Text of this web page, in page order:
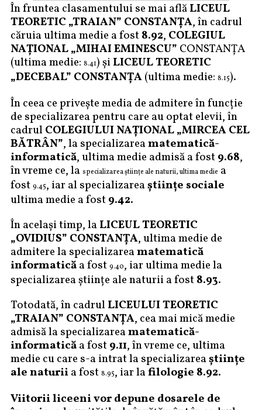
În fruntea clasamentului se mai aflăLICEUL
TEORETIC „TRAIAN” CONSTANŢA, în cadrul
căruia ultima medie a fost8.92, COLEGIUL
NAŢIONAL „MIHAI EMINESCU” CONSTANŢA
(ultima medie: 8.41) șiLICEUL TEORETIC
„DECEBAL” CONSTANŢA(ultima medie: 8.15).
În ceea ce privește media de admitere în funcție
de specializarea pentru care au optat elevii, în
cadrul COLEGIULUI NAŢIONAL „MIRCEA CEL
BĂTRÂN”, la specializareamatematică-
informatică, ultima medie admisă a fost9.68,
în vreme ce, la specializarea științe ale naturii, ultima medie a
fost 9.45, iar al specializareaștiințe sociale
ultima medie a fost9.42.
În același timp, la LICEUL TEORETIC
„OVIDIUS” CONSTANŢA, ultima medie de
admitere la specializareamatematică
informaticăa fost 9.40, iar ultima medie la
specializarea științe ale naturii a fost8.93.
Totodată, în cadrul LICEULUI TEORETIC
„TRAIAN” CONSTANŢA, cea mai mică medie
admisă la specializareamatematică-
informaticăa fost9.11, în vreme ce, ultima
medie cu care s-a intrat la specializareaștiințe
ale naturiia fost 8.95, iar lafilologie 8.92.
Viitorii liceeni vor depune dosarele de